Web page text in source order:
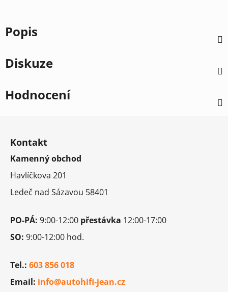
Popis
Diskuze
Hodnocení
Kontakt
Kamenný obchod
Havlíčkova 201
Ledeč nad Sázavou 58401
PO-PÁ: 9:00-12:00 přestávka 12:00-17:00
SO: 9:00-12:00 hod.
Tel.: 603 856 018
Email: info@autohifi-jean.cz